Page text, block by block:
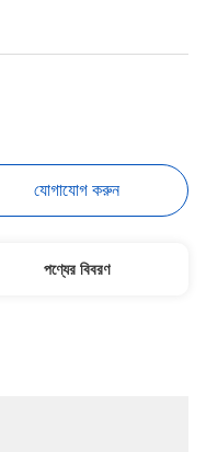
যোগাযোগ করুন
পণ্যের বিবরণ